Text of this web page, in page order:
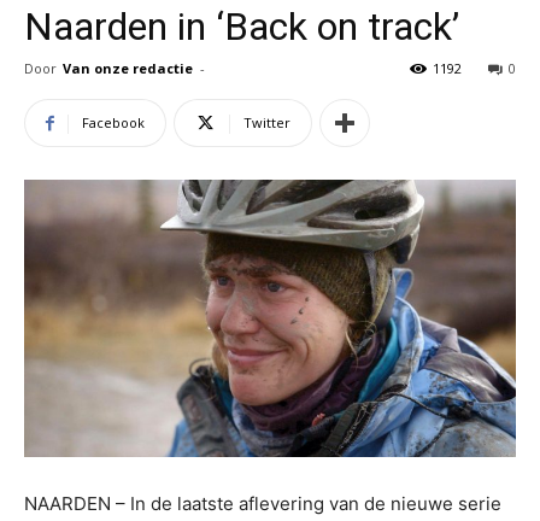
Naarden in ‘Back on track’
Door Van onze redactie - 0
1192
Facebook Twitter
NAARDEN – In de laatste aflevering van de nieuwe serie